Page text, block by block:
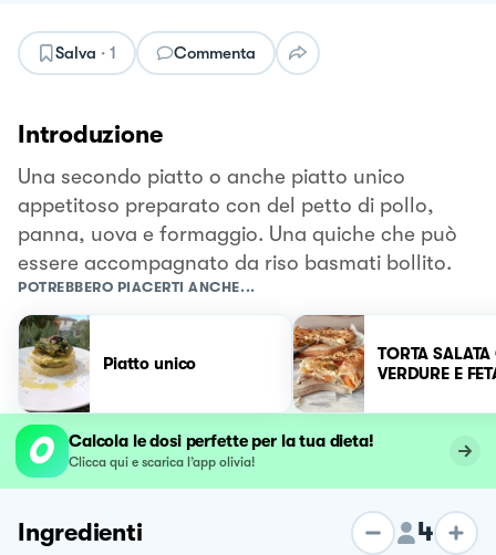
Salva · 1 Commenta
Introduzione
Una secondo piatto o anche piatto unico
appetitoso preparato con del petto di pollo,
panna, uova e formaggio. Una quiche che può
essere accompagnato da riso basmati bollito.
POTREBBERO PIACERTI ANCHE...
Piatto unico
TORTA
VERDURE E
Calcola le dosi perfette per la tua dieta!
Clicca qui e scarica l’app olivia!
Ingredienti 4